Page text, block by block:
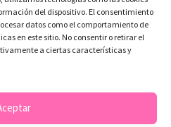
del dispositivo. El consentimiento
datos como el comportamiento de
en este sitio. No consentir o retirar el
a ciertas características y
permite revenderlo ni
Photoshop, Word,